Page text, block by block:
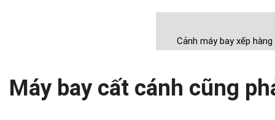
Cảnh máy bay xếp
Máy bay cất cánh cũng